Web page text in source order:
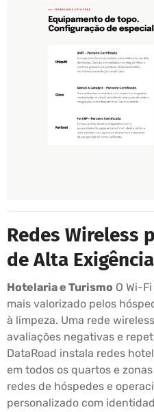
Redes Wireless
de Alta Exigência
Hotelaria e Turismo O Wi-
mais valorizado pelos
à limpeza. Uma rede
avaliações negativas e
DataRoad instala redes
em todos os quartos e
redes de hóspedes e
personalizado com